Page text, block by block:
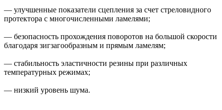
— улучшенные показатели сцепления за счет стреловидного
протектора с многочисленными ламелями;
— безопасность прохождения поворотов на большой скорости
благодаря зигзагообразным и прямым ламелям;
— стабильность эластичности резины при различных
температурных режимах;
— низкий уровень шума.